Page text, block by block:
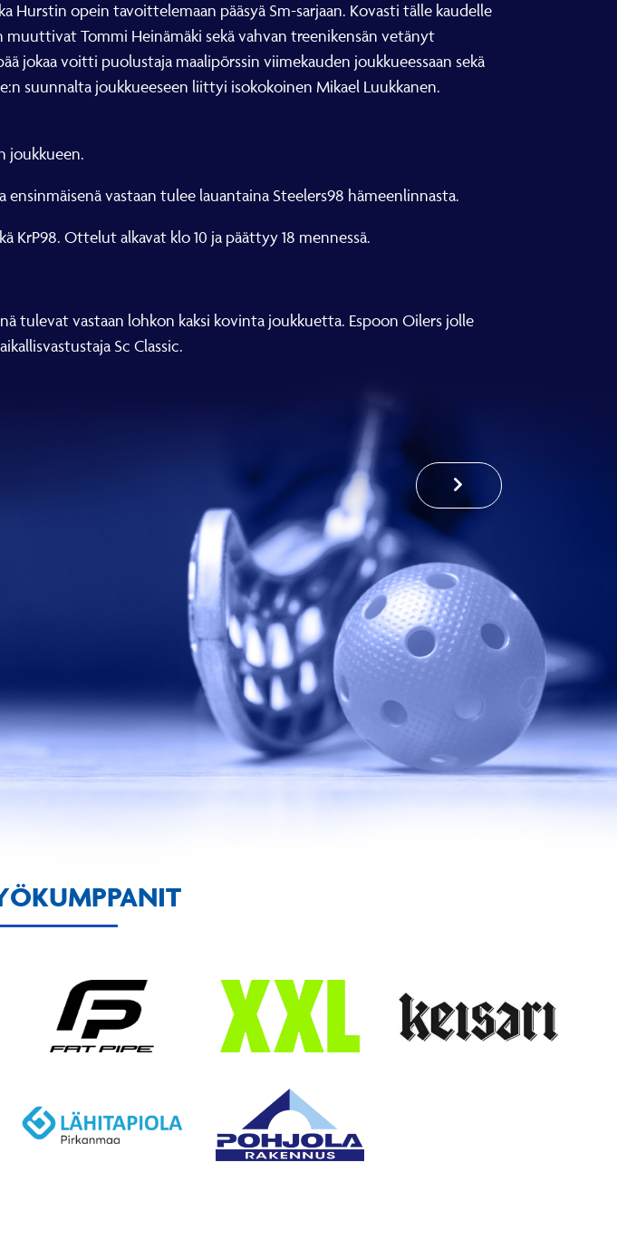
Hurstin opein tavoittelemaan pääsyä Sm-sarjaan. Kovasti tälle kaudelle
muuttivat Tommi Heinämäki sekä vahvan treenikensän vetänyt
jokaa voitti puolustaja maalipörssin viimekauden joukkueessaan sekä
suunnalta joukkueeseen liittyi isokokoinen Mikael Luukkanen.
joukkueen.
vastaan tulee lauantaina Steelers98 hämeenlinnasta.
KrP98. Ottelut alkavat klo 10 ja päättyy 18 mennessä.
tulevat vastaan lohkon kaksi kovinta joukkuetta. Espoon Oilers jolle
Sc Classic.